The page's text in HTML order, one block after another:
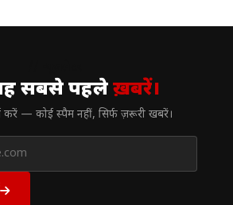
सबसे पहलेख़बरें।
करें — कोई स्पैम नहीं, सिर्फ ज़रूरी खबरें।